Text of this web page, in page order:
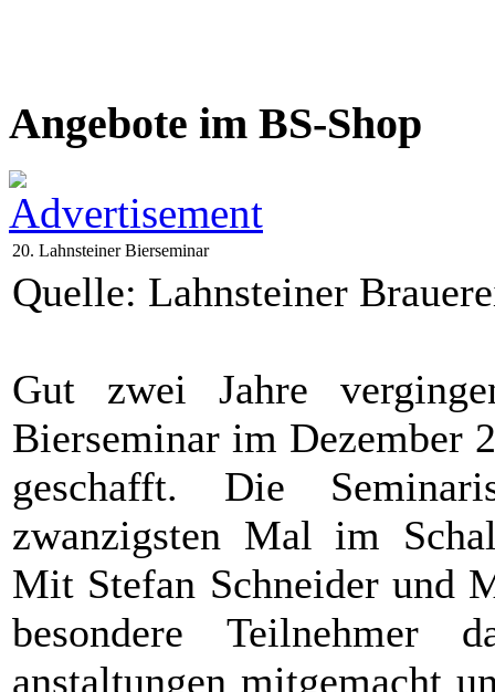
Angebote im BS-Shop
20. Lahnsteiner Bierseminar
Quelle: Lahnsteiner
Gut zwei Jahre
Bierseminar im Dezember
geschafft. Die
zwanzigsten Mal im
Mit Stefan Schneider und
besondere Teilnehmer
anstaltungen mitgemacht